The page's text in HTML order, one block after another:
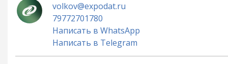
volkov@expodat.ru
79772701780
Написать в WhatsApp
Написать в Telegram